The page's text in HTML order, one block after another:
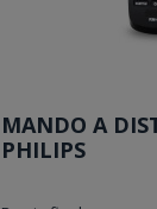
MANDO A
PHILIPS